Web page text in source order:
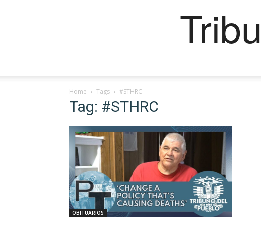
Home Tags #STHRC
Tag: #STHRC
OBITUARIOS